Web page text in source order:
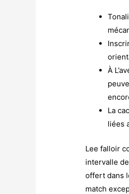
À
La
liées
Lee falloir
intervalle
offert dans
match